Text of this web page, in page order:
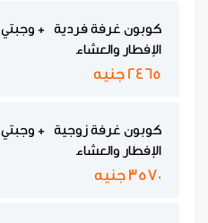
كوبون غرفة فردية + وجبتي
الإفطار والعشاء
2465 جنيه
كوبون غرفة زوجية + وجبتي
الإفطار والعشاء
3570 جنيه